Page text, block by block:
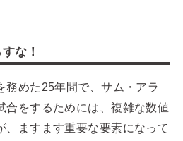
な！
務めた25年間で、サム・アラ
合をするためには、複雑な数値
、ますます重要な要素になって